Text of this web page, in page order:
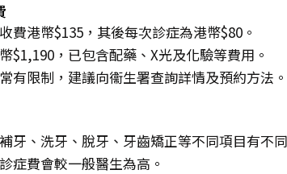
費港幣$135，其後每次診症為港幣$80。
$1,190，已包含配藥、X光及化驗等費用。
有限制，建議向衞生署查詢詳情及預約方法。
牙、洗牙、脫牙、牙齒矯正等不同項目有不
症費會較一般醫生為高。